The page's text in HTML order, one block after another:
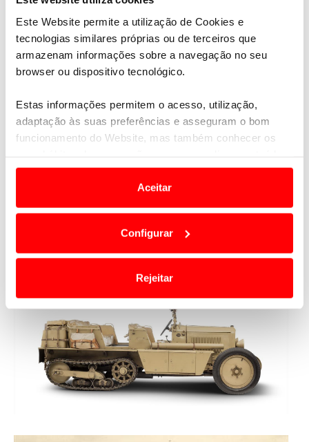
Este Website permite a utilização de Cookies e
tecnologias similares próprias ou de terceiros que
armazenam informações sobre a navegação no seu
browser ou dispositivo tecnológico.
Estas informações permitem o acesso, utilização,
adaptação às suas preferências e asseguram o bom
funcionamento do Website, mas também conhecer os
e anúncios de modo a promover produtos e/ou serviços.
Em alguns casos, a utilização destas tecnologias
termos e a todo o tempo as suas preferências e limitando
o acesso a informações durante a navegação no
personalizar conteúdos e anúncios, para lhe proporcionar
funcionalidades de redes sociais, bem como para
analisar dados de navegação no nosso website.
Adicionalmente partilhamos informação, relativa à sua
utilização do nosso site de publicidade e de análise, com
Aceitar
Configurar
Rejeitar
Ofícios de Paris, no âmbito da Festa da Ciência.